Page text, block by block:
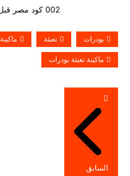
002 كود مصر قبل الرقم
بودرات تعبئة ماكينة
ماكينة تعبئة بودرات
تصفّح
المقالات
السابق